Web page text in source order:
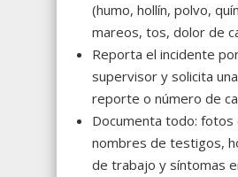
(humo, hollín, polvo,
mareos, tos, dolor de
Reporta el incidente
supervisor y solicita
reporte o número de
Documenta todo: fotos
nombres de testigos,
de trabajo y síntomas